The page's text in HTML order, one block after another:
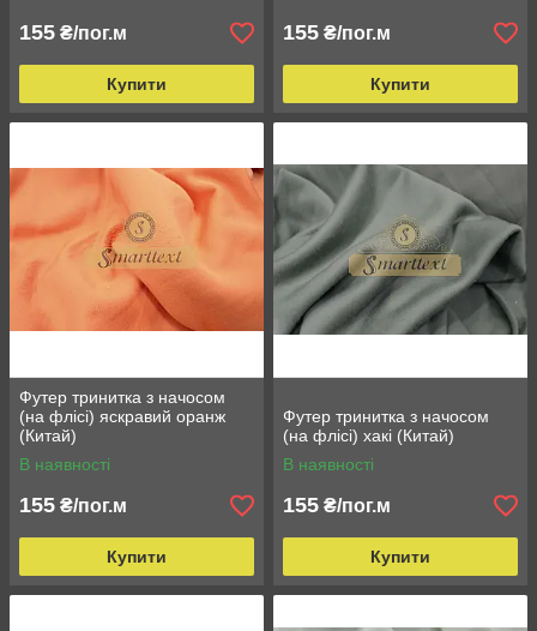
155 ₴/пог.м
Купити
155 ₴/пог.м
Купити
Футер тринитка з начосом
(на флісі) яскравий оранж
(Китай)
В наявності
155 ₴/пог.м
Купити
Футер тринитка з начосом
(на флісі) хакі (Китай)
В наявності
155 ₴/пог.м
Купити